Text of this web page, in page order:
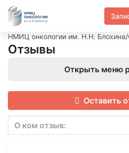
НМИЦ онкологии им. Н.Н. Блохина/
Отзывы
Открыть меню
Оставить
О ком отзыв: